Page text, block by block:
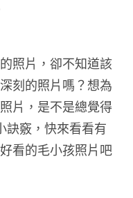
照片，卻不知道該
刻的照片嗎？想為
片，是不是總覺得
訣竅，快來看看有
看的毛小孩照片吧